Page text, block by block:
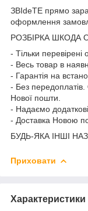
ЗВІdeТЕ прямо
оформлення
РОЗБІРКА ШКОДА
- Тільки перевірені
- Весь товар в
- Гарантія на
- Без передоплатів.
Нової пошти.
- Надаємо
- Доставка Новою
БУДЬ-ЯКА ІНШІ
Приховати
Характеристики